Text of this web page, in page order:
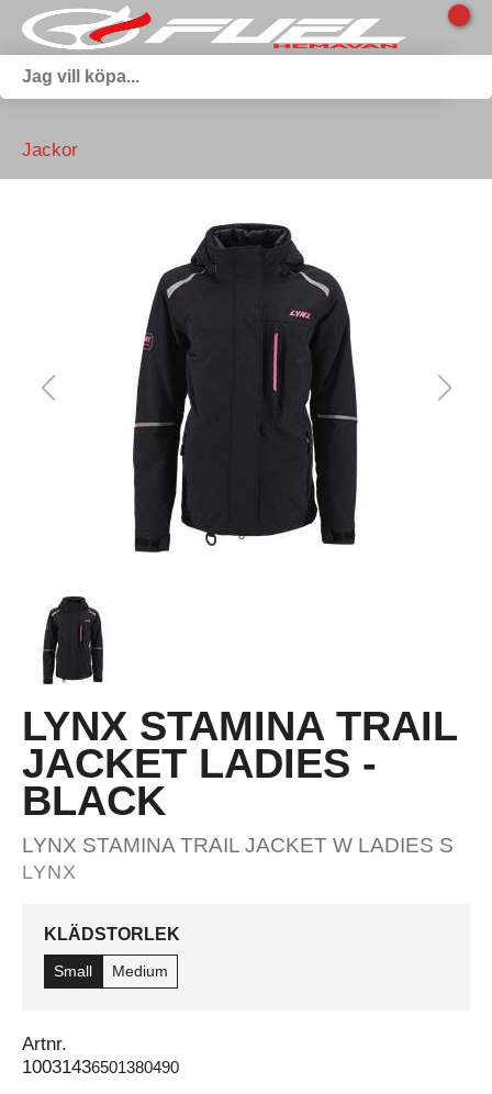
Jackor
LYNX STAMINA TRAIL
JACKET LADIES -
BLACK
LYNX STAMINA TRAIL JACKET W LADIES S
LYNX
KLÄDSTORLEK
Small Medium
Artnr.
10031436501380490